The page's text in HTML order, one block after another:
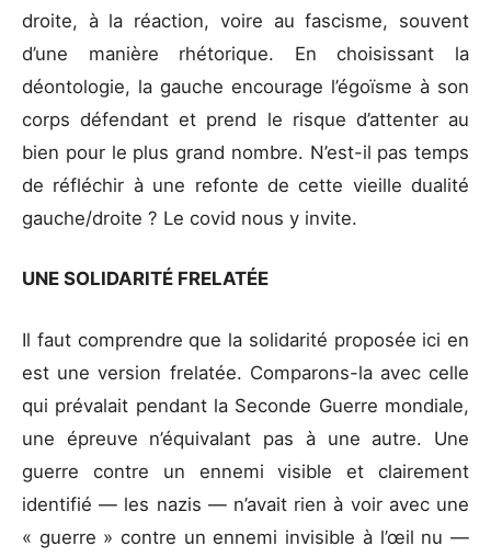
droite, à la réaction, voire au fascisme, souvent
d’une manière rhétorique. En choisissant la
déontologie, la gauche encourage l’égoïsme à son
corps défendant et prend le risque d’attenter au
bien pour le plus grand nombre. N’est-il pas temps
de réfléchir à une refonte de cette vieille dualité
gauche/droite ? Le covid nous y invite.
UNE SOLIDARITÉ FRELATÉE
Il faut comprendre que la solidarité proposée ici en
est une version frelatée. Comparons-la avec celle
qui prévalait pendant la Seconde Guerre mondiale,
une épreuve n’équivalant pas à une autre. Une
guerre contre un ennemi visible et clairement
identifié — les nazis — n’avait rien à voir avec une
« guerre » contre un ennemi invisible à l’œil nu —